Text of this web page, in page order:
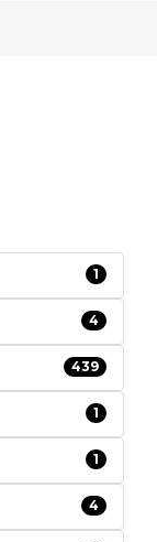
1
4
439
1
1
4